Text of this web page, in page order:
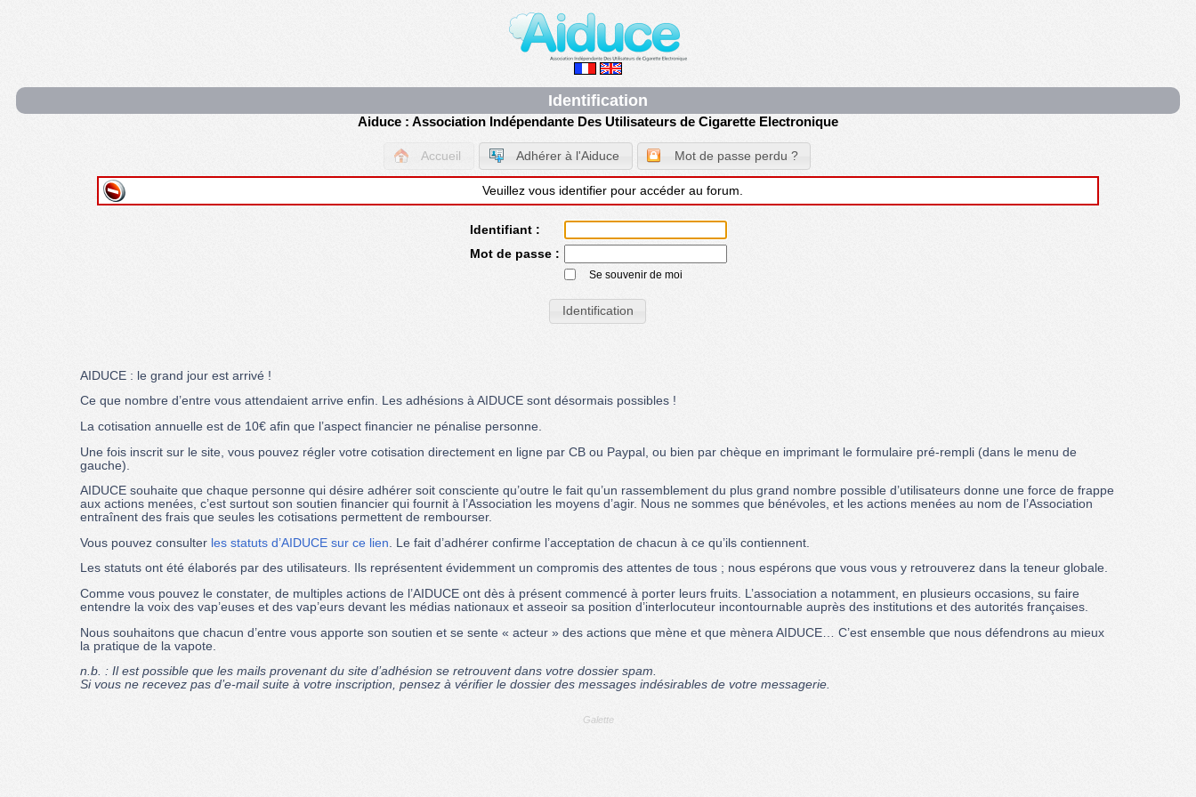
Identification
Aiduce : Association Indépendante Des Utilisateurs de Cigarette Electronique
Accueil Adhérer à l'Aiduce Mot de passe perdu ?
Veuillez vous identifier pour accéder au forum.
Identifiant :
Mot de passe :
Se souvenir de moi
AIDUCE : le grand jour est arrivé !
Ce que nombre d’entre vous attendaient arrive enfin. Les adhésions à AIDUCE sont désormais possibles !
La cotisation annuelle est de 10€ afin que l’aspect financier ne pénalise personne.
Une fois inscrit sur le site, vous pouvez régler votre cotisation directement en ligne par CB ou Paypal, ou bien par chèque en imprimant le formulaire pré-rempli (dans le menu de
gauche).
AIDUCE souhaite que chaque personne qui désire adhérer soit consciente qu’outre le fait qu’un rassemblement du plus grand nombre possible d’utilisateurs donne une force de frappe
aux actions menées, c’est surtout son soutien financier qui fournit à l’Association les moyens d’agir. Nous ne sommes que bénévoles, et les actions menées au nom de l’Association
entraînent des frais que seules les cotisations permettent de rembourser.
Vous pouvez consulter les statuts d’AIDUCE sur ce lien . Le fait d’adhérer confirme l’acceptation de chacun à ce qu’ils contiennent.
Les statuts ont été élaborés par des utilisateurs. Ils représentent évidemment un compromis des attentes de tous ; nous espérons que vous vous y retrouverez dans la teneur globale.
Comme vous pouvez le constater, de multiples actions de l’AIDUCE ont dès à présent commencé à porter leurs fruits. L’association a notamment, en plusieurs occasions, su faire
entendre la voix des vap’euses et des vap’eurs devant les médias nationaux et asseoir sa position d’interlocuteur incontournable auprès des institutions et des autorités françaises.
Nous souhaitons que chacun d’entre vous apporte son soutien et se sente « acteur » des actions que mène et que mènera AIDUCE… C’est ensemble que nous défendrons au mieux
la pratique de la vapote.
n.b. : Il est possible que les mails provenant du site d’adhésion se retrouvent dans votre dossier spam.
Si vous ne recevez pas d’e-mail suite à votre inscription, pensez à vérifier le dossier des messages indésirables de votre messagerie.
Galette